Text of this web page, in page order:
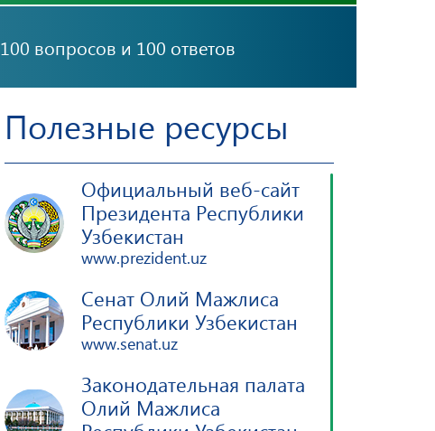
100 вопросов и 100 ответов
Полезные ресурсы
Официальный веб-сайт
Президента Республики
Узбекистан
www.prezident.uz
Сенат Олий Мажлиса
Республики Узбекистан
www.senat.uz
Законодательная палата
Олий Мажлиса